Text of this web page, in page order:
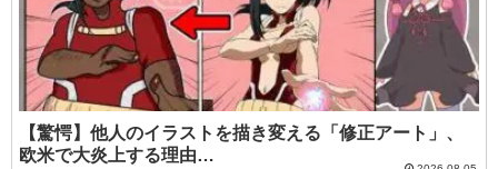
【驚愕】他人のイラストを描き変える「修正アート」、
欧米で大炎上する理由…